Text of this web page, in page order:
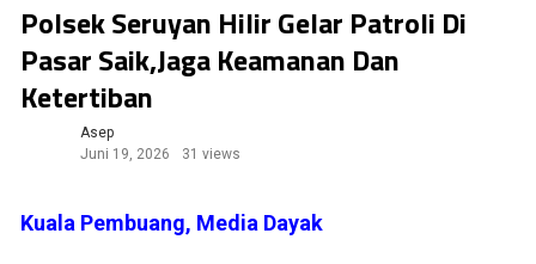
Polsek Seruyan Hilir Gelar Patroli Di
Pasar Saik,Jaga Keamanan Dan
Ketertiban
Asep
Juni 19, 2026
31 views
Kuala Pembuang, Media Dayak